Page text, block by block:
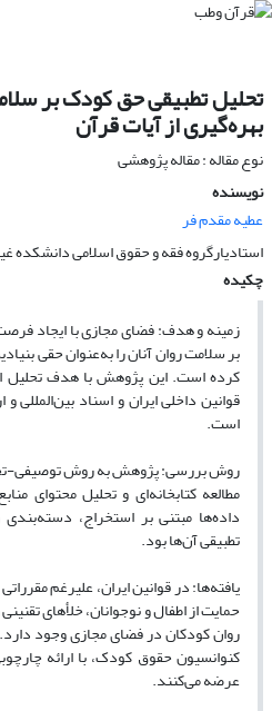
تحلیل تطبیقی حق کودک بر
بهره‌گیری از آیات قرآن
نوع مقاله : مقاله پژوهشی
نویسنده
عطیه مقدم فر
استادیارگروه فقه و حقوق اسلامی دانشکده
چکیده
زمینه و هدف: فضای مجازی با ایجاد
بر سلامت روان آنان را به‌عنوان حقی
کرده است. این پژوهش با هدف تحلیل
قوانین داخلی ایران و اسناد بین‌المللی
است.
روش بررسی: پژوهش به روش توصیفی-
مطالعه کتابخانه‌ای و تحلیل محتوای
داده‌ها مبتنی بر استخراج،
تطبیقی آن‌ها بود.
یافته‌ها: در قوانین ایران، علیرغم
حمایت از اطفال و نوجوانان، خلأهای
روان کودکان در فضای مجازی وجود دارد.
کنوانسیون حقوق کودک، با ارائه
عرضه می‌کنند.